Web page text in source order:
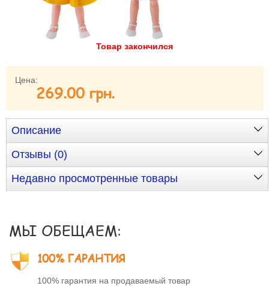
Забыли пароль?
Забыли имя пользователя (логин)?
Регистрация
Товар закончился
Цена:
269.00 грн.
Описание
Отзывы (0)
Недавно просмотренные товары
МЫ ОБЕЩАЕМ:
100% ГАРАНТИЯ
100% гарантия на продаваемый товар